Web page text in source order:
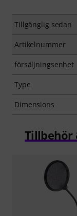
Tillgänglig sedan
Artikelnummer
försäljningsenhet
Type
Dimensions
Tillbehör